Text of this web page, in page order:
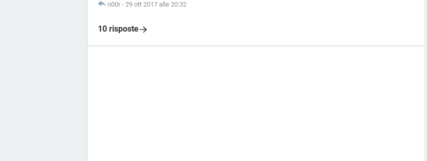
n00r - 29 ott 2017 alle 20:32
10 risposte